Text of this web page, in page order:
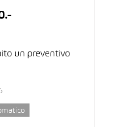
un preventivo